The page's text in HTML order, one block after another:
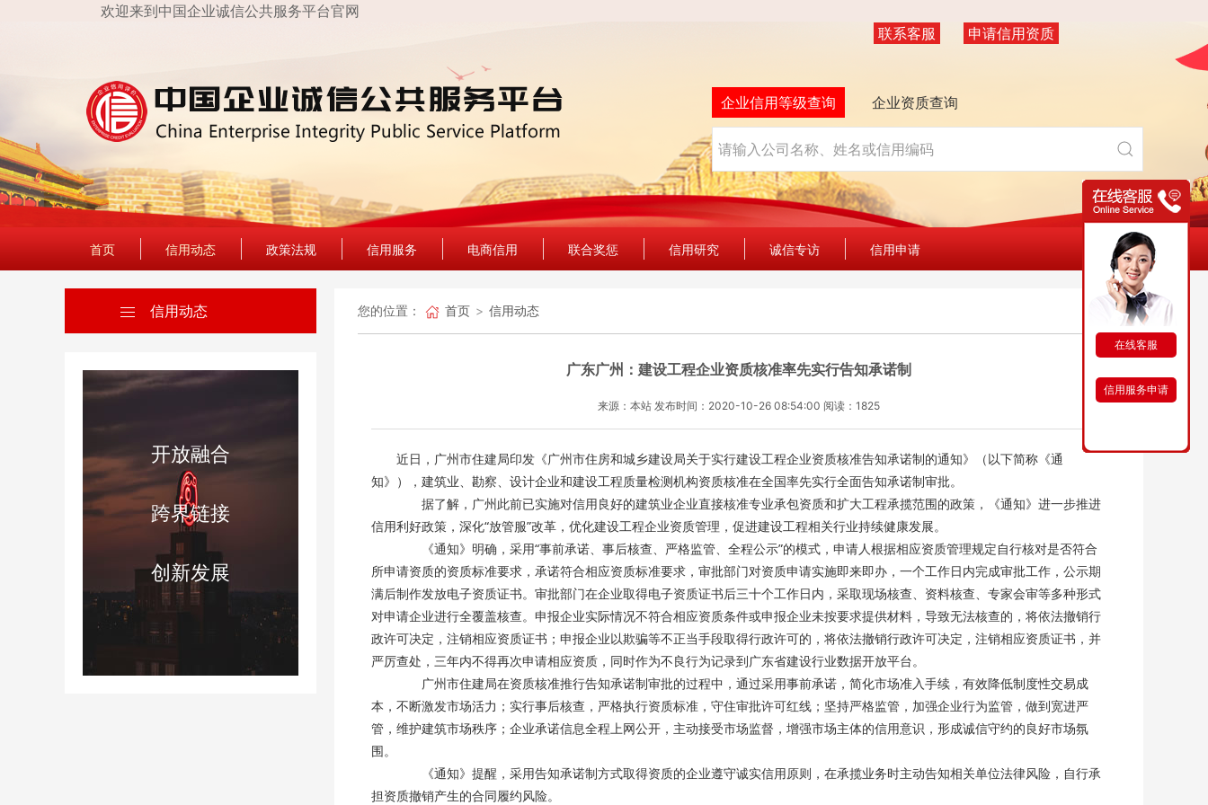
欢迎来到中国企业诚信公共服务平台官网
联系客服
申请信用资质
企业信用等级查询 企业资质查询
首页 信用动态 政策法规 信用服务 电商信用 联合奖惩 信用研究 诚信专访 信用申请
信用动态
开放融合
跨界链接
创新发展
您的位置： 首页 信用动态
广东广州：建设工程企业资质核准率先实行告知承诺制
来源：本站 发布时间：2020-10-26 08:54:00 阅读：1825
近日，广州市住建局印发《广州市住房和城乡建设局关于实行建设工程企业资质核准告知承诺制的通知》（以下简称《通
知》），建筑业、勘察、设计企业和建设工程质量检测机构资质核准在全国率先实行全面告知承诺制审批。
据了解，广州此前已实施对信用良好的建筑业企业直接核准专业承包资质和扩大工程承揽范围的政策，《通知》进一步推进
信用利好政策，深化“放管服”改革，优化建设工程企业资质管理，促进建设工程相关行业持续健康发展。
《通知》明确，采用“事前承诺、事后核查、严格监管、全程公示”的模式，申请人根据相应资质管理规定自行核对是否符合
所申请资质的资质标准要求，承诺符合相应资质标准要求，审批部门对资质申请实施即来即办，一个工作日内完成审批工作，公示期
满后制作发放电子资质证书。审批部门在企业取得电子资质证书后三十个工作日内，采取现场核查、资料核查、专家会审等多种形式
对申请企业进行全覆盖核查。申报企业实际情况不符合相应资质条件或申报企业未按要求提供材料，导致无法核查的，将依法撤销行
政许可决定，注销相应资质证书；申报企业以欺骗等不正当手段取得行政许可的，将依法撤销行政许可决定，注销相应资质证书，并
严厉查处，三年内不得再次申请相应资质，同时作为不良行为记录到广东省建设行业数据开放平台。
广州市住建局在资质核准推行告知承诺制审批的过程中，通过采用事前承诺，简化市场准入手续，有效降低制度性交易成
本，不断激发市场活力；实行事后核查，严格执行资质标准，守住审批许可红线；坚持严格监管，加强企业行为监管，做到宽进严
管，维护建筑市场秩序；企业承诺信息全程上网公开，主动接受市场监督，增强市场主体的信用意识，形成诚信守约的良好市场氛
围。
《通知》提醒，采用告知承诺制方式取得资质的企业遵守诚实信用原则，在承揽业务时主动告知相关单位法律风险，自行承
担资质撤销产生的合同履约风险。
在线客服
信用服务申请